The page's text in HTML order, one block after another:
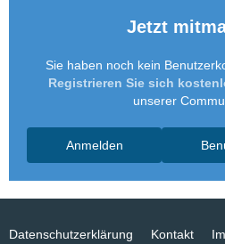
Jetzt
Sie haben noch kein
Registrieren Sie sich
unserer
Anmelden
Datenschutzerklärung Kontakt